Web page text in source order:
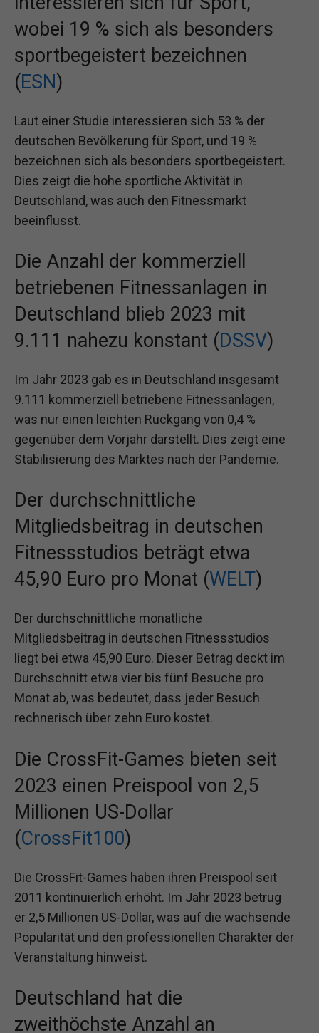
wobei 19 % sich als besonders
sportbegeistert bezeichnen
(ESN)
Laut einer Studie interessieren sich 53 % der
deutschen Bevölkerung für Sport, und 19 %
bezeichnen sich als besonders sportbegeistert.
Dies zeigt die hohe sportliche Aktivität in
Deutschland, was auch den Fitnessmarkt
beeinflusst.
Die Anzahl der kommerziell
betriebenen Fitnessanlagen in
Deutschland blieb 2023 mit
9.111 nahezu konstant (DSSV)
Im Jahr 2023 gab es in Deutschland insgesamt
9.111 kommerziell betriebene Fitnessanlagen,
was nur einen leichten Rückgang von 0,4 %
gegenüber dem Vorjahr darstellt. Dies zeigt eine
Stabilisierung des Marktes nach der Pandemie.
Der durchschnittliche
Mitgliedsbeitrag in deutschen
Fitnessstudios beträgt etwa
45,90 Euro pro Monat (WELT)
Der durchschnittliche monatliche
Mitgliedsbeitrag in deutschen Fitnessstudios
liegt bei etwa 45,90 Euro. Dieser Betrag deckt im
Durchschnitt etwa vier bis fünf Besuche pro
Monat ab, was bedeutet, dass jeder Besuch
rechnerisch über zehn Euro kostet.
Die CrossFit-Games bieten seit
2023 einen Preispool von 2,5
Millionen US-Dollar
(CrossFit100)
Die CrossFit-Games haben ihren Preispool seit
2011 kontinuierlich erhöht. Im Jahr 2023 betrug
er 2,5 Millionen US-Dollar, was auf die wachsende
Popularität und den professionellen Charakter der
Veranstaltung hinweist.
Deutschland hat die
zweithöchste Anzahl an